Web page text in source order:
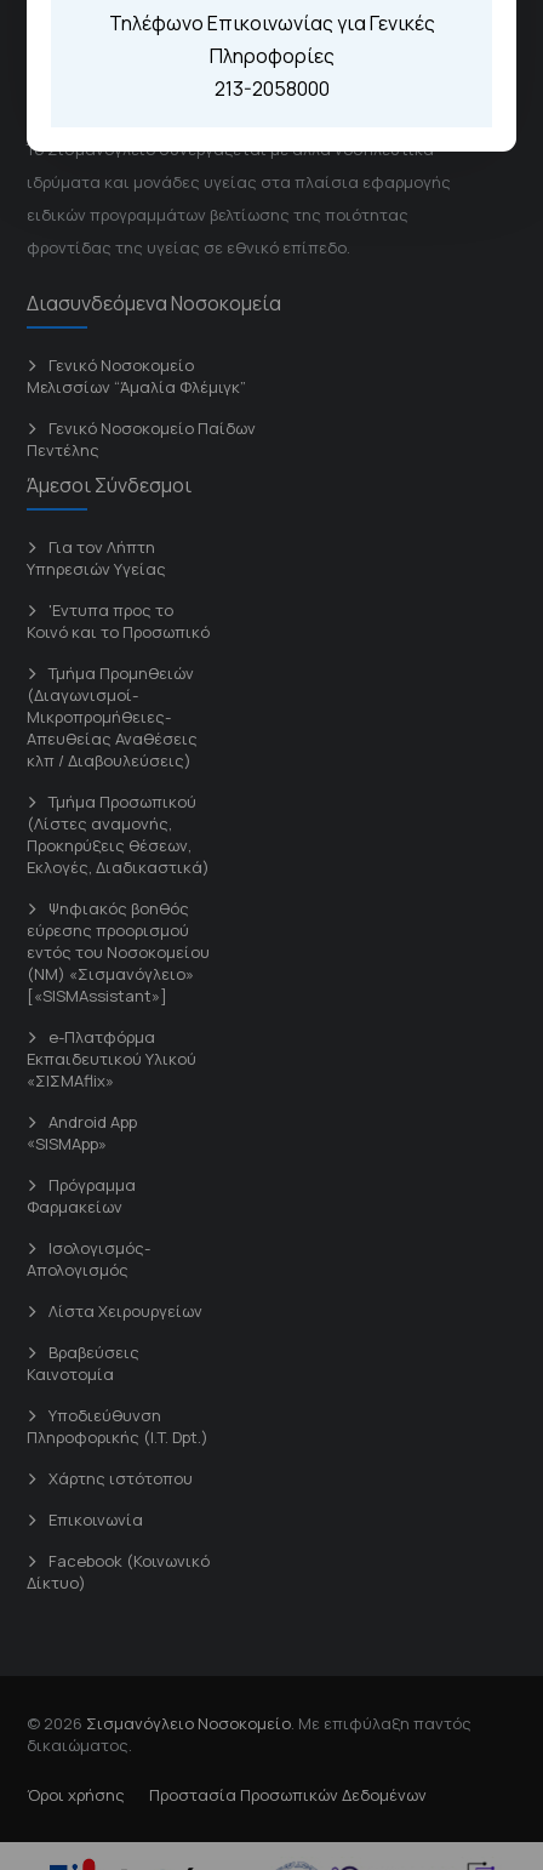
Τηλέφωνο Επικοινωνίας για Γενικές
Πληροφορίες
213-2058000
ΓΝΑ Νοσοκομείο Σισμανόγλειο - Αμαλία Φλέμιγκ
Το Σισμανόγλειο συνεργάζεται με άλλα νοσηλευτικά
ιδρύματα και μονάδες υγείας στα πλαίσια εφαρμογής
ειδικών προγραμμάτων βελτίωσης της ποιότητας
φροντίδας της υγείας σε εθνικό επίπεδο.
Διασυνδεόμενα Νοσοκομεία
Γενικό Νοσοκομείο
Μελισσίων “Άμαλία Φλέμιγκ”
Γενικό Νοσοκομείο Παίδων
Πεντέλης
Άμεσοι Σύνδεσμοι
Για τον Λήπτη
Υπηρεσιών Υγείας
'Εντυπα προς το
Κοινό και το Προσωπικό
Τμήμα Προμηθειών
(Διαγωνισμοί-
Μικροπρομήθειες-
Απευθείας Αναθέσεις
κλπ / Διαβουλεύσεις)
Τμήμα Προσωπικού
(Λίστες αναμονής,
Προκηρύξεις θέσεων,
Εκλογές, Διαδικαστικά)
Ψηφιακός βοηθός
εύρεσης προορισμού
εντός του Νοσοκομείου
(ΝΜ) «Σισμανόγλειο»
[«SISMAssistant»]
e-Πλατφόρμα
Εκπαιδευτικού Υλικού
«ΣΙΣΜΑflix»
Android App
«SISMApp»
Πρόγραμμα
Φαρμακείων
Ισολογισμός-
Απολογισμός
Λίστα Χειρουργείων
Βραβεύσεις
Καινοτομία
Υποδιεύθυνση
Πληροφορικής (I.T. Dpt.)
Χάρτης ιστότοπου
Επικοινωνία
Facebook (Κοινωνικό
Δίκτυο)
© 2026 Σισμανόγλειο Νοσοκομείο . Με επιφύλαξη παντός
δικαιώματος.
Όροι χρήσης Προστασία Προσωπικών Δεδομένων